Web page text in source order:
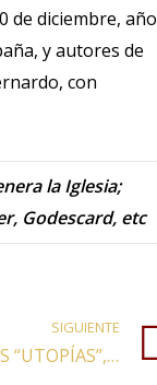
de diciembre, año
y autores de
con
la Iglesia;
Godescard, etc
SIGUIENTE
NAVIDAD Y FÁTIMA: APARENTES “UTOPÍAS”, ESPLENDOROSAS REALIDADES